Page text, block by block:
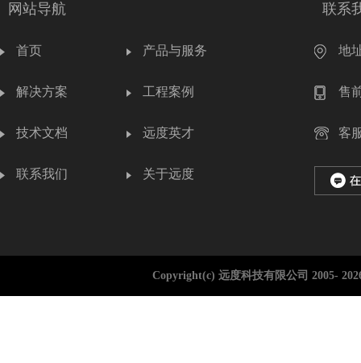
网站导航
首页 产品与服务
解决方案 工程案例
技术文档 远度英才
联系我们 关于远度
联系
地
售
客
Copyright(c) 远度科技有限公司 2005-